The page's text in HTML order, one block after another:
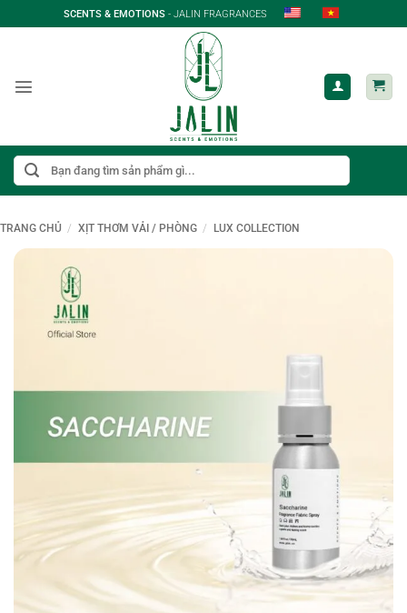
qua
SCENTS & EMOTIONS - JALIN FRAGRANCES
Tìm
kiếm:
TRANG CHỦ / XỊT THƠM VẢI / PHÒNG / LUX COLLECTION